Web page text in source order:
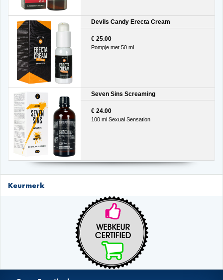
Devils Candy Erecta Cream
€ 25.00
Pompje met 50 ml
Seven Sins Screaming
€ 24.00
100 ml Sexual Sensation
Keurmerk